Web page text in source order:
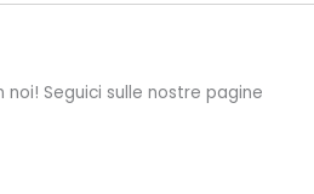
Seguici sulle nostre pagine